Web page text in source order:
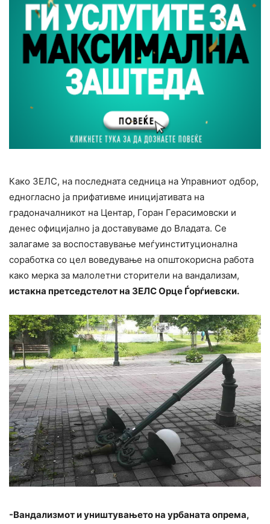
Како ЗЕЛС, на последната седница на Управниот одбор,
едногласно ја прифативме иницијативата на
градоначалникот на Центар, Горан Герасимовски и
денес официјално ја доставуваме до Владата. Се
залагаме за воспоставување меѓуинституционална
соработка со цел воведување на општокорисна работа
како мерка за малолетни сторители на вандализам,
истакна претседстелот на ЗЕЛС Орце ​Ѓорѓиевски.
-Вандализмот и уништувањето на урбаната опрема,